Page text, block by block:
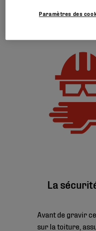
La
Avant de gravir
sur la toiture,
Paramètres des